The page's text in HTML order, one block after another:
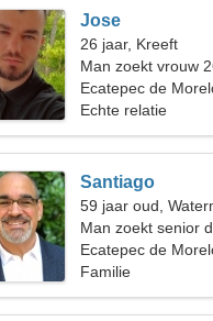
Jose
26 jaar, Kreeft
Man zoekt vrouw
Ecatepec de
Echte relatie
Santiago
59 jaar oud,
Man zoekt senior
Ecatepec de
Familie